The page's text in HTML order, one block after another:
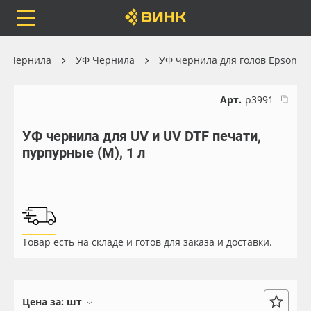
Каталог
Бренды
Доставка
Весь каталог
Самоклеящиеся плёнки
Листовые материалы
Чернила УФ Чернила УФ чернила для голов Epson
Арт. р3991
УФ чернила для UV и UV DTF печати,
пурпурные (M), 1 л
Товар есть на складе и готов для заказа и доставки.
Цена за: шт